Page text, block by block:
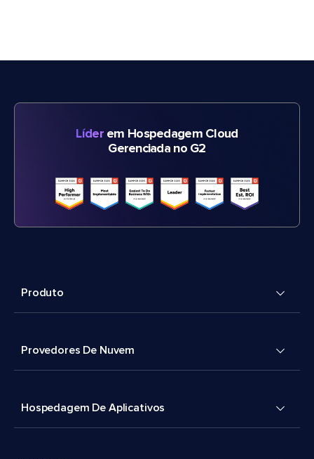
Líderem Hospedagem Cloud
Gerenciada no G2
Produto
Provedores De Nuvem
Hospedagem De Aplicativos